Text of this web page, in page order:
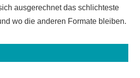
ausgerechnet das schlichteste
wo die anderen Formate bleiben.